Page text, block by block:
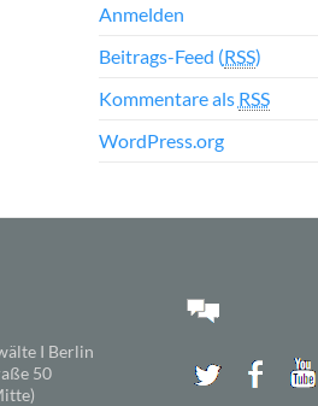
Anmelden
Beitrags-Feed (RSS)
Kommentare als RSS
WordPress.org
I Berlin
50